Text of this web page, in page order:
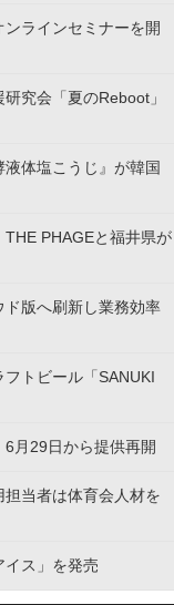
ラインセミナーを開
究会「夏のReboot」
体塩こうじ』が韓国
PHAGEと福井県が
版へ刷新し業務効率
トビール「SANUKI
月29日から提供再開
当者は体育会人材を
ス」を発売